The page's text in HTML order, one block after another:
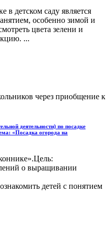
в детском саду является
особенно зимой и
цвета зелени и
...
через приобщение к
деятельности) по посадке
«Посадка огорода на
о выращивании
детей с понятием